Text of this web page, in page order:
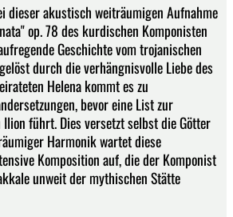
dieser akustisch weiträumigen Aufnahme
op. 78 des kurdischen Komponisten
Geschichte vom trojanischen
durch die verhängnisvolle Liebe des
Helena kommt es zu
bevor eine List zur
Ilion führt. Dies versetzt selbst die Götter
Harmonik wartet diese
Komposition auf, die der Komponist
unweit der mythischen Stätte